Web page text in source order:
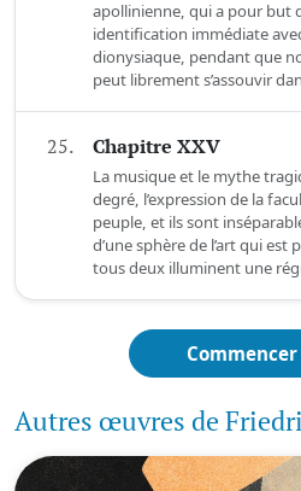
apollinienne, qui a pour but
identification immédiate
dionysiaque, pendant que
peut librement s’assouvir
25. Chapitre XXV
La musique et le mythe
degré, l’expression de la
peuple, et ils sont
d’une sphère de l’art qui est
tous deux illuminent une
Autres œuvres de